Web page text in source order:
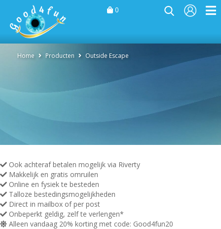
0
Home Producten Outside Escape
Ook achteraf betalen mogelijk via Riverty
Makkelijk en gratis omruilen
Online en fysiek te besteden
Talloze bestedingsmogelijkheden
Direct in mailbox of per post
Onbeperkt geldig, zelf te verlengen*
Alleen vandaag 20% korting met code: Good4fun20